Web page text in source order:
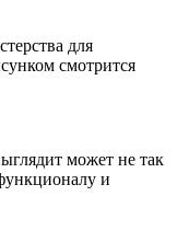
для
смотрится
может не так
и